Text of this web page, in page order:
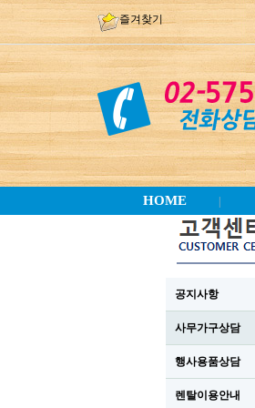
즐겨찾기
HOME
공지사항
사무가구상담
행사용품상담
렌탈이용안내